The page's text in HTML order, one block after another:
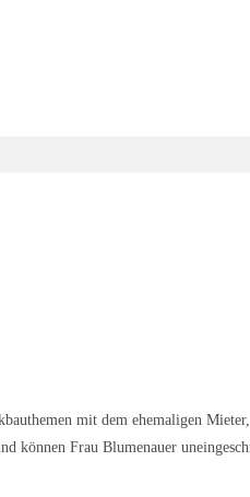
mit dem ehemaligen
können Frau Blumenauer